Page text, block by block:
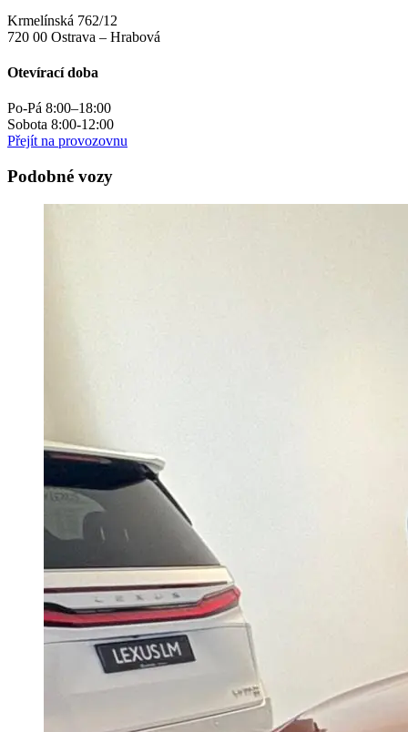
Krmelínská 762/12
720 00 Ostrava – Hrabová
Otevírací doba
Po-Pá 8:00–18:00
Sobota 8:00-12:00
Přejít na provozovnu
Podobné vozy